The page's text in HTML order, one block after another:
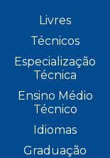
Livres
Técnicos
Especialização
Técnica
Ensino Médio
Técnico
Idiomas
Graduação